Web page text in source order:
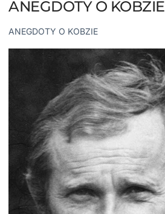
ANEGDOTY O KOBZIE
ANEGDOTY O KOBZIE